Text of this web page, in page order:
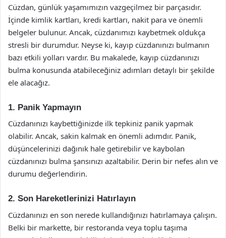
Cüzdan, günlük yaşamımızın vazgeçilmez bir parçasıdır.
İçinde kimlik kartları, kredi kartları, nakit para ve önemli
belgeler bulunur. Ancak, cüzdanımızı kaybetmek oldukça
stresli bir durumdur. Neyse ki, kayıp cüzdanınızı bulmanın
bazı etkili yolları vardır. Bu makalede, kayıp cüzdanınızı
bulma konusunda atabileceğiniz adımları detaylı bir şekilde
ele alacağız.
1. Panik Yapmayın
Cüzdanınızı kaybettiğinizde ilk tepkiniz panik yapmak
olabilir. Ancak, sakin kalmak en önemli adımdır. Panik,
düşüncelerinizi dağınık hale getirebilir ve kaybolan
cüzdanınızı bulma şansınızı azaltabilir. Derin bir nefes alın ve
durumu değerlendirin.
2. Son Hareketlerinizi Hatırlayın
Cüzdanınızı en son nerede kullandığınızı hatırlamaya çalışın.
Belki bir markette, bir restoranda veya toplu taşıma